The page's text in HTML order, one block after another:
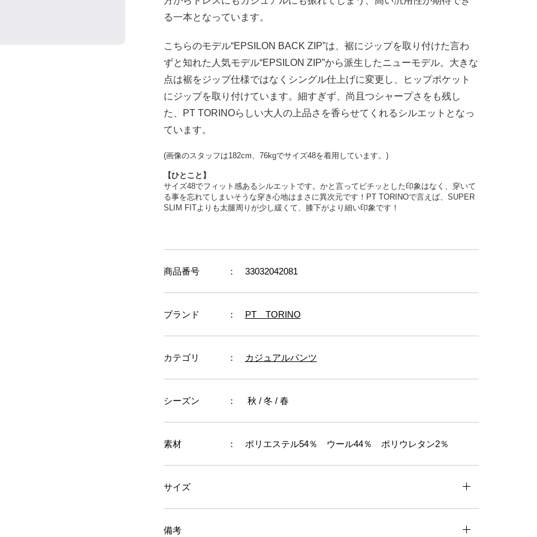
る一本となっています。
こちらのモデル“EPSILON BACK ZIP”は、裾にジップを取り付けた言わ
ずと知れた人気モデル“EPSILON ZIP”から派生したニューモデル。大きな
点は裾をジップ仕様ではなくシングル仕上げに変更し、ヒップポケット
にジップを取り付けています。細すぎず、尚且つシャープさをも残し
た、PT TORINOらしい大人の上品さを香らせてくれるシルエットとなっ
ています。
(画像のスタッフは182cm、76kgでサイズ48を着用しています。)
【ひとこと】
サイズ48でフィット感あるシルエットです。かと言ってピチッとした印象はなく、穿いて
る事を忘れてしまいそうな穿き心地はまさに異次元です！PT TORINOで言えば、SUPER
SLIM FITよりも太腿周りが少し緩くて、膝下がより細い印象です！
商品番号 ： 33032042081
ブランド ： PT TORINO
カテゴリ ： カジュアルパンツ
シーズン ： 秋 / 冬 / 春
素材 ： ポリエステル54％ ウール44％ ポリウレタン2％
サイズ
備考